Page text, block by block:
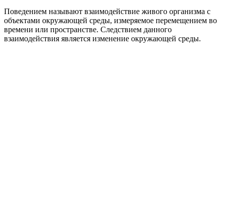
Поведением называют взаимодействие живого организма с
объектами окружающей среды, измеряемое перемещением во
времени или пространстве. Следствием данного
взаимодействия является изменение окружающей среды.